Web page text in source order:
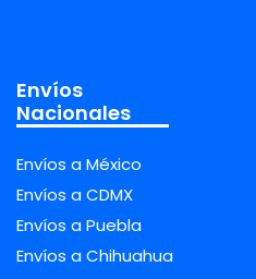
Envíos
Nacionales
Envíos a México
Envíos a CDMX
Envíos a Puebla
Envíos a Chihuahua